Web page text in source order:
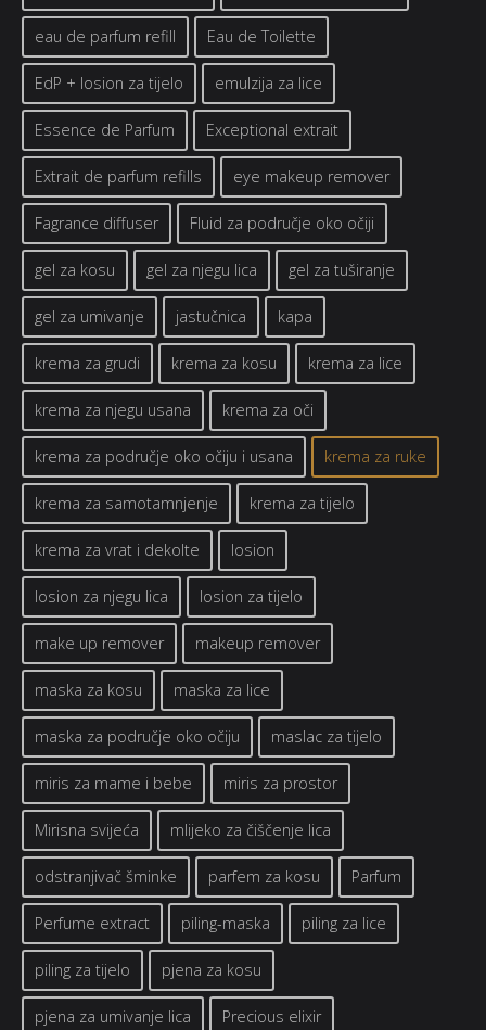
eau de parfum refill Eau de Toilette
EdP + losion za tijelo emulzija za lice
Essence de Parfum Exceptional extrait
Extrait de parfum refills eye makeup remover
Fagrance diffuser Fluid za područje oko očiji
gel za kosu gel za njegu lica gel za tuširanje
gel za umivanje jastučnica kapa
krema za grudi krema za kosu krema za lice
krema za njegu usana krema za oči
krema za područje oko očiju i usana krema za ruke
krema za samotamnjenje krema za tijelo
krema za vrat i dekolte losion
losion za njegu lica losion za tijelo
make up remover makeup remover
maska za kosu maska za lice
maska za područje oko očiju maslac za tijelo
miris za mame i bebe miris za prostor
Mirisna svijeća mlijeko za čiščenje lica
odstranjivač šminke parfem za kosu Parfum
Perfume extract piling-maska piling za lice
piling za tijelo pjena za kosu
pjena za umivanje lica Precious elixir